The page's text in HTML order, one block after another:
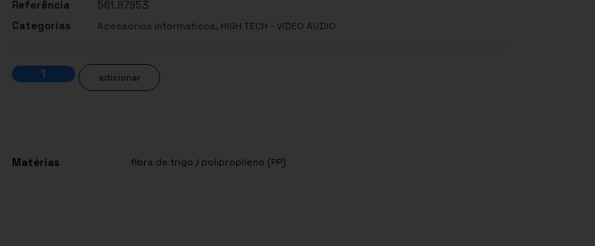
Referência
561.97953
Categorias
Acessórios informaticos, HIGH TECH - VIDEO AUDIO
adicionar
Matérias fibra de trigo / polipropileno (PP)